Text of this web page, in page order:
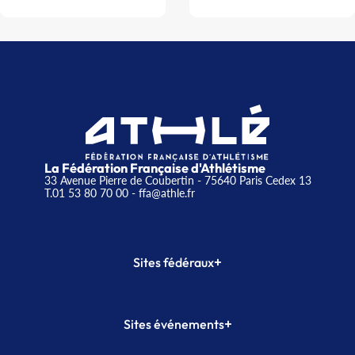
La Fédération Française d'Athlétisme
33 Avenue Pierre de Coubertin - 75640 Paris Cedex 13
T.01 53 80 70 00- ffa@athle.fr
Sites fédéraux+
Plateforme Formation
Sites événements+